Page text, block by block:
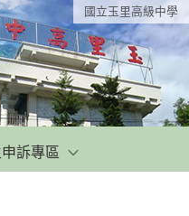
國立玉里高級中學
訴專區